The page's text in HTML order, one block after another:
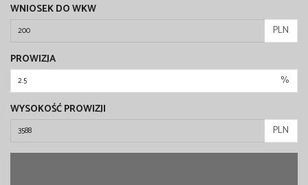
WNIOSEK DO WKW
PLN
PROWIZJA
%
WYSOKOŚĆ PROWIZJI
PLN